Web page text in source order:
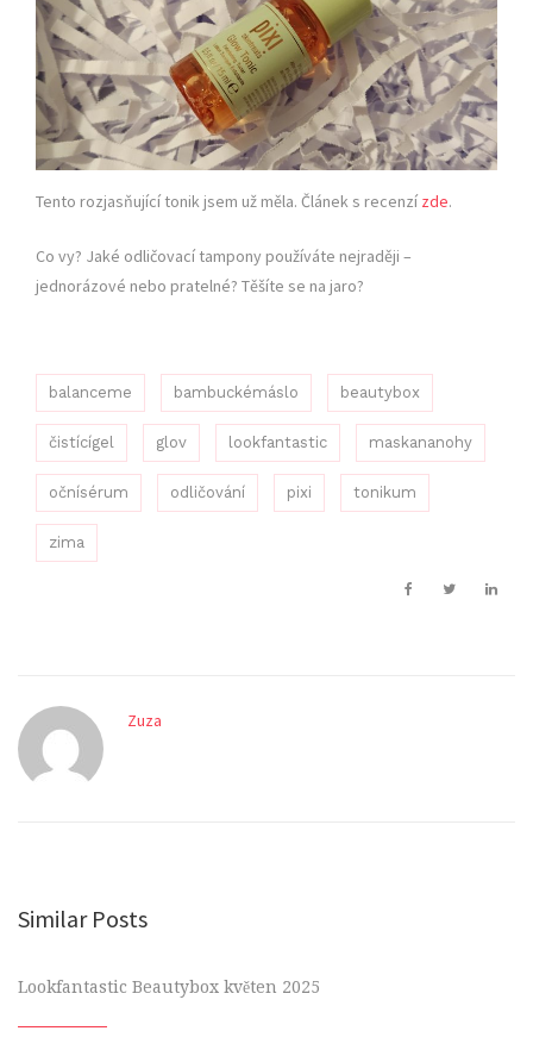
Tento rozjasňující tonik jsem už měla. Článek s recenzí zde.
Co vy? Jaké odličovací tampony používáte nejraději –
jednorázové nebo pratelné? Těšíte se na jaro?
balanceme bambuckémáslo beautybox
čistícígel glov lookfantastic maskananohy
očnísérum odličování pixi tonikum
zima
Zuza
Similar Posts
Lookfantastic Beautybox květen 2025